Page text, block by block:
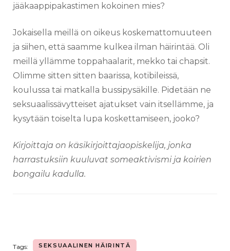
jääkaappipakastimen kokoinen mies?
Jokaisella meillä on oikeus koskemattomuuteen
ja siihen, että saamme kulkea ilman häirintää. Oli
meillä yllämme toppahaalarit, mekko tai chapsit.
Olimme sitten sitten baarissa, kotibileissä,
koulussa tai matkalla bussipysäkille. Pidetään ne
seksuaalissävytteiset ajatukset vain itsellämme, ja
kysytään toiselta lupa koskettamiseen, jooko?
Kirjoittaja on käsikirjoittajaopiskelija, jonka
harrastuksiin kuuluvat someaktivismi ja koirien
bongailu kadulla.
Tags: SEKSUAALINEN HÄIRINTÄ